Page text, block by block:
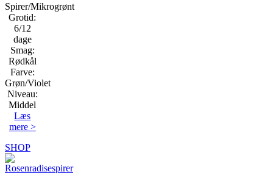
Spirer/Mikrogrønt
Grotid:
6/12
dage
Smag:
Rødkål
Farve:
Grøn/Violet
Niveau:
Middel
Læs
mere >
SHOP